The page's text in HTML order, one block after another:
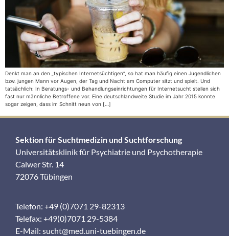
Denkt man an den „typischen Internetsüchtigen“, so hat man häufig einen Jugendlichen
bzw. jungen Mann vor Augen, der Tag und Nacht am Computer sitzt und spielt. Und
tatsächlich: In Beratungs- und Behandlungseinrichtungen für Internetsucht stellen sich
fast nur männliche Betroffene vor. Eine deutschlandweite Studie im Jahr 2015 konnte
sogar zeigen, dass im Schnitt neun von […]
Sektion für Suchtmedizin und Suchtforschung
Universitätsklinik für Psychiatrie und Psychotherapie
Calwer Str. 14
72076 Tübingen
Telefon: +49 (0)7071 29-82313
Telefax: +49(0)7071 29-5384
E-Mail: sucht@med.uni-tuebingen.de